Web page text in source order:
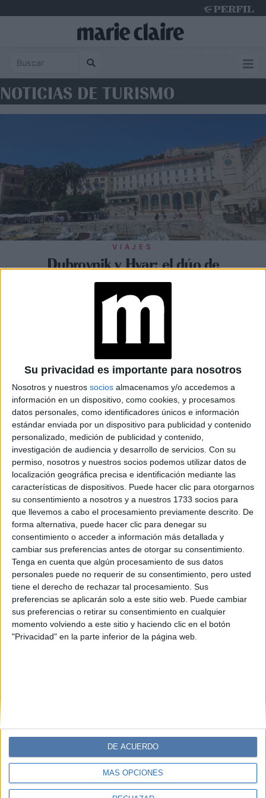
Su privacidad es importante para nosotros
Nosotros y nuestros socios almacenamos y/o accedemos a
información en un dispositivo, como cookies, y procesamos
datos personales, como identificadores únicos e información
estándar enviada por un dispositivo para publicidad y contenido
personalizado, medición de publicidad y contenido,
investigación de audiencia y desarrollo de servicios. Con su
permiso, nosotros y nuestros socios podemos utilizar datos de
localización geográfica precisa e identificación mediante las
características de dispositivos. Puede hacer clic para otorgarnos
su consentimiento a nosotros y a nuestros 1733 socios para
que llevemos a cabo el procesamiento previamente descrito. De
forma alternativa, puede hacer clic para denegar su
consentimiento o acceder a información más detallada y
cambiar sus preferencias antes de otorgar su consentimiento.
Tenga en cuenta que algún procesamiento de sus datos
personales puede no requerir de su consentimiento, pero usted
tiene el derecho de rechazar tal procesamiento. Sus
preferencias se aplicarán solo a este sitio web. Puede cambiar
sus preferencias o retirar su consentimiento en cualquier
momento volviendo a este sitio y haciendo clic en el botón
"Privacidad" en la parte inferior de la página web.
MÁS OPCIONES
DE ACUERDO
NOTICIAS DE TURISMO
VIAJES
Dubrovnik y Hvar: el dúo de
destinos croatas que combina
historia, mar y sofisticación
TURISMO 25-11-2024 12:49
Refugios de ensueño: las villas de lujo
más exclusivas del mundo
Desde el encanto histórico del Lago Como hasta la
serenidad de Bali, estas propiedades redefinen el lujo con
diseño espectacular, privacidad absoluta y paisajes de
ensueño.